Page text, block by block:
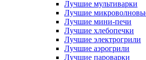
Лучшие мультиварки
Лучшие
Лучшие мини-печи
Лучшие хлебопечки
Лучшие электрогрили
Лучшие аэрогрили
Лучшие пароварки